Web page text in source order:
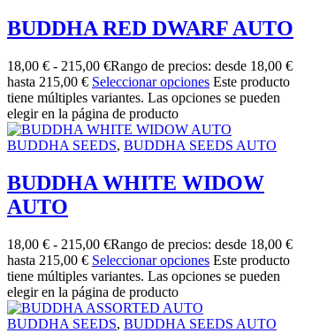
BUDDHA RED DWARF AUTO
18,00 € - 215,00 €Rango de precios: desde 18,00 €
hasta 215,00 € Seleccionar opciones Este producto
tiene múltiples variantes. Las opciones se pueden
elegir en la página de producto
BUDDHA SEEDS, BUDDHA SEEDS AUTO
BUDDHA WHITE WIDOW
AUTO
18,00 € - 215,00 €Rango de precios: desde 18,00 €
hasta 215,00 € Seleccionar opciones Este producto
tiene múltiples variantes. Las opciones se pueden
elegir en la página de producto
BUDDHA SEEDS, BUDDHA SEEDS AUTO